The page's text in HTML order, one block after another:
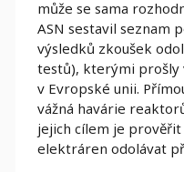
může se sama
ASN sestavil seznam
výsledků zkoušek
testů), kterými prošly
v Evropské unii.
vážná havárie
jejich cílem je
elektráren odolávat